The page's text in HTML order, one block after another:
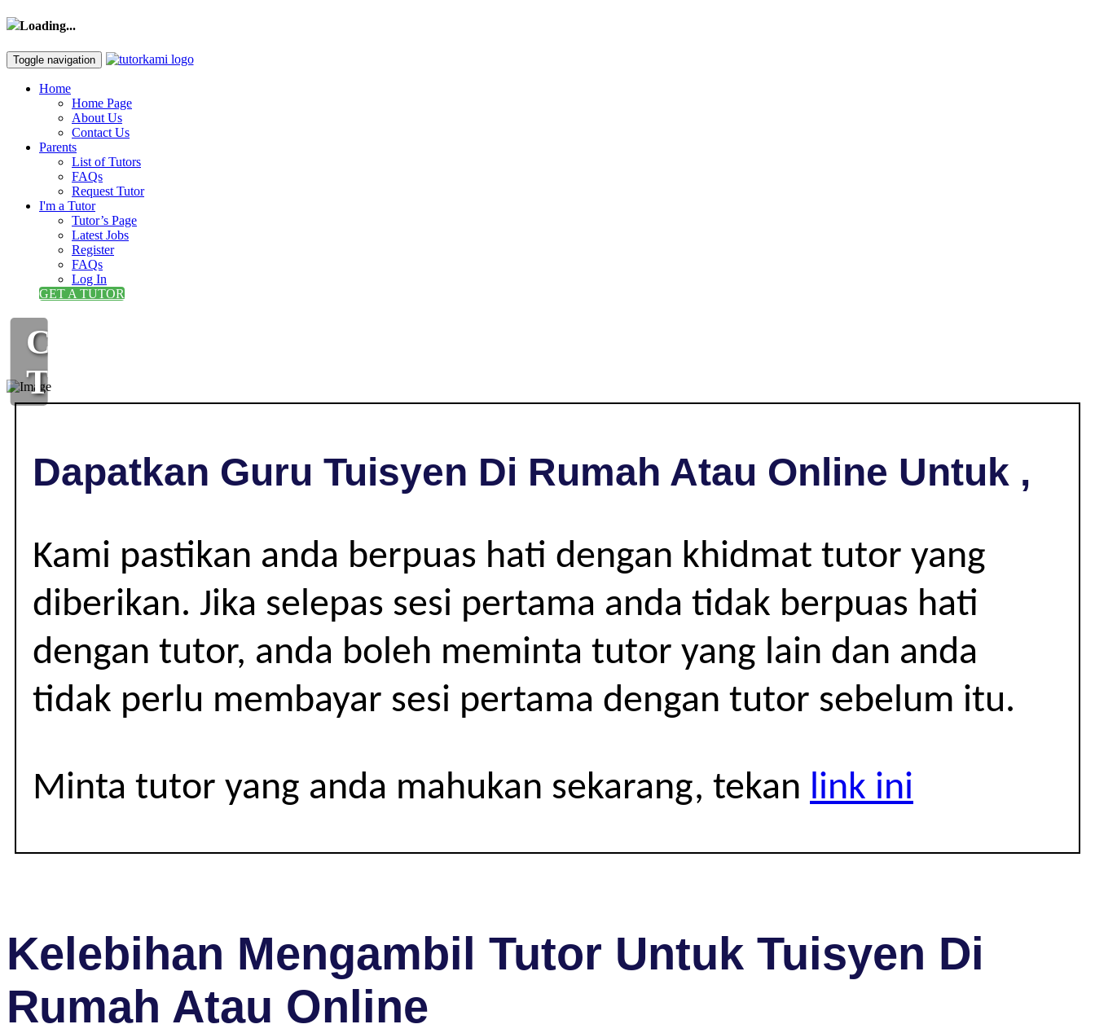
Loading...
Toggle navigation
Home
Home Page
About Us
Contact Us
Parents
List of Tutors
FAQs
Request Tutor
I'm a Tutor
Tutor’s Page
Latest Jobs
Register
FAQs
Log In
GET A TUTOR
CIKGU
TUISYEN
,Dapatkan Guru Tuisyen Di Rumah Atau Online Untuk ,
Kami pastikan anda berpuas hati dengan khidmat tutor yang
diberikan. Jika selepas sesi pertama anda tidak berpuas hati
dengan tutor, anda boleh meminta tutor yang lain dan anda
tidak perlu membayar sesi pertama dengan tutor sebelum itu.
Minta tutor yang anda mahukan sekarang, tekan link ini
Kelebihan Mengambil Tutor Untuk Tuisyen Di
Rumah Atau Online